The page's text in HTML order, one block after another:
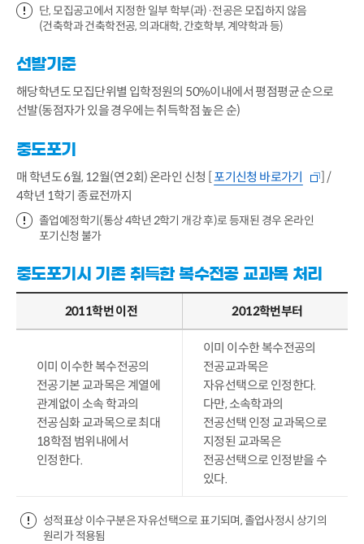
단, 모집공고에서 지정한 일부 학부(과)·전공은 모집하지 않음
(건축학과 건축학전공, 의과대학, 간호학부, 계약학과 등)
선발기준
해당학년도 모집단위별 입학정원의 50%이내에서 평점평균 순으로
선발(동점자가 있을 경우에는 취득학점 높은 순)
중도포기
매 학년도 6월, 12월(연 2회) 온라인 신청 [포기신청 바로가기
] /
4학년 1학기 종료전까지
졸업예정학기(통상 4학년 2학기 개강 후)로 등재된 경우 온라인
포기신청 불가
중도포기시 기존 취득한 복수전공 교과목 처리
2011학번 이전 2012학번부터
이미 이수한 복수전공의
전공기본 교과목은 계열에
관계없이 소속 학과의
전공심화 교과목으로 최대
18학점 범위내에서
인정한다.
이미 이수한 복수전공의
전공교과목은
자유선택으로 인정한다.
다만, 소속학과의
전공선택 인정 교과목으로
지정된 교과목은
전공선택으로 인정받을 수
있다.
성적표상 이수구분은 자유선택으로 표기되며, 졸업사정시 상기의
원리가 적용됨